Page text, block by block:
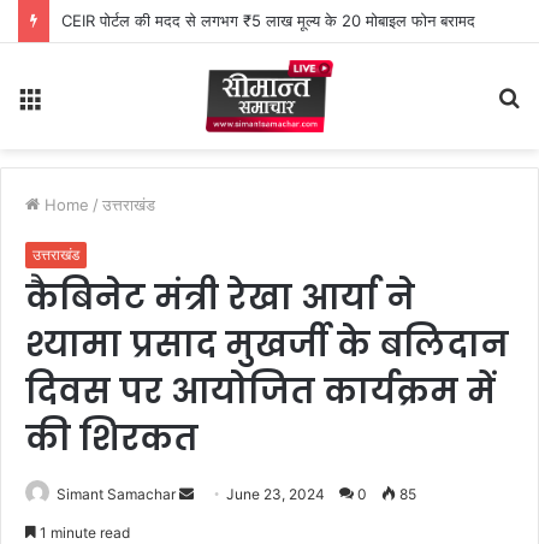
CEIR पोर्टल की मदद से लगभग ₹5 लाख मूल्य के 20 मोबाइल फोन बरामद
Home / उत्तराखंड
उत्तराखंड
कैबिनेट मंत्री रेखा आर्या ने
श्यामा प्रसाद मुखर्जी के बलिदान
दिवस पर आयोजित कार्यक्रम में
की शिरकत
Simant Samachar June 23, 2024 0 85
1 minute read